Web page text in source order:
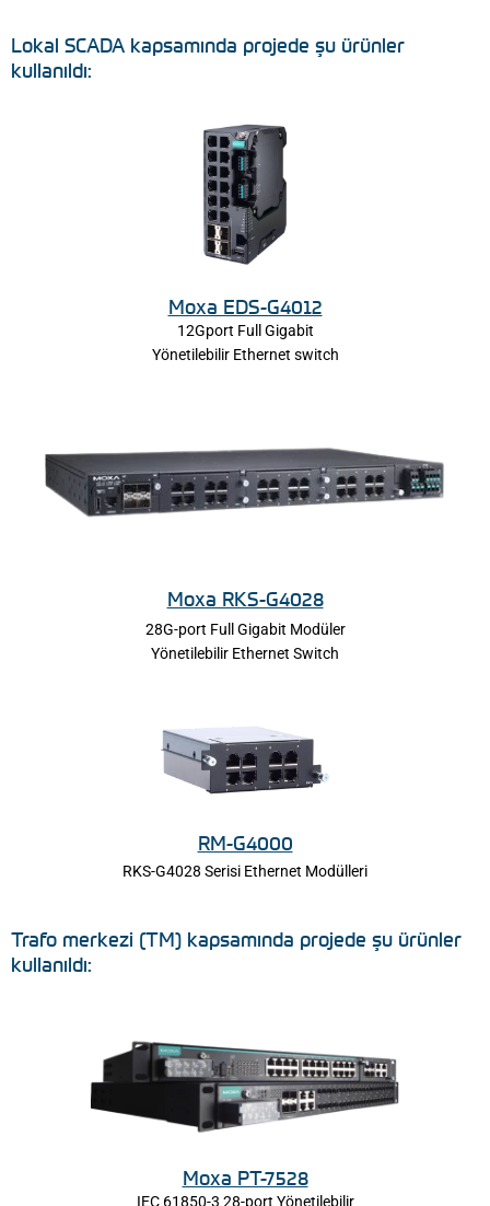
Lokal SCADA kapsamında projede şu ürünler
kullanıldı:
Moxa EDS-G4012
12Gport Full Gigabit
Yönetilebilir Ethernet switch
Moxa RKS-G4028
28G-port Full Gigabit Modüler
Yönetilebilir Ethernet Switch
RM-G4000
RKS-G4028 Serisi Ethernet Modülleri
Trafo merkezi (TM) kapsamında projede şu ürünler
kullanıldı:
Moxa PT-7528
IEC 61850-3 28-port Yönetilebilir